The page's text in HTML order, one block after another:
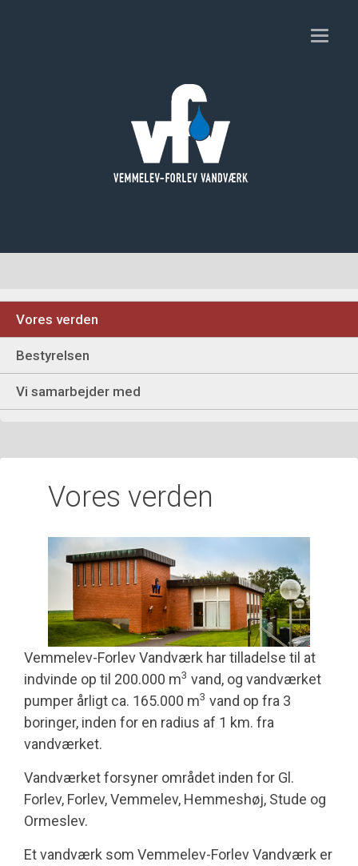
Vores verden
Bestyrelsen
Vi samarbejder med
Vores verden
Vemmelev-Forlev Vandværk har tilladelse til at
indvinde op til 200.000 m3 vand, og vandværket
pumper årligt ca. 165.000 m3 vand op fra 3
boringer, inden for en radius af 1 km. fra
vandværket.
Vandværket forsyner området inden for Gl.
Forlev, Forlev, Vemmelev, Hemmeshøj, Stude og
Ormeslev.
Et vandværk som Vemmelev-Forlev Vandværk er